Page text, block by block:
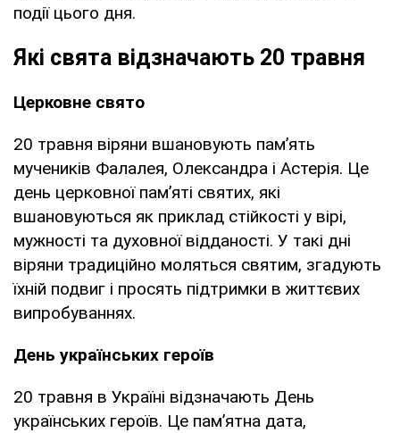
події цього дня.
Які свята відзначають 20 травня
Церковне свято
20 травня віряни вшановують пам’ять
мучеників Фалалея, Олександра і Астерія. Це
день церковної пам’яті святих, які
вшановуються як приклад стійкості у вірі,
мужності та духовної відданості. У такі дні
віряни традиційно моляться святим, згадують
їхній подвиг і просять підтримки в життєвих
випробуваннях.
День українських героїв
20 травня в Україні відзначають День
українських героїв. Це пам’ятна дата,